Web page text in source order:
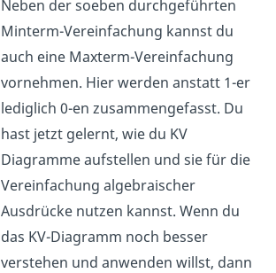
Neben der soeben durchgeführten
Minterm-Vereinfachung kannst du
auch eine Maxterm-Vereinfachung
vornehmen. Hier werden anstatt 1-er
lediglich 0-en zusammengefasst. Du
hast jetzt gelernt, wie du KV
Diagramme aufstellen und sie für die
Vereinfachung algebraischer
Ausdrücke nutzen kannst. Wenn du
das KV-Diagramm noch besser
verstehen und anwenden willst, dann